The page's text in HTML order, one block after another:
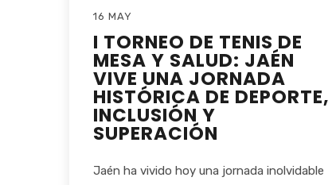
16 MAY
I TORNEO DE TENIS DE
MESA Y SALUD: JAÉN
VIVE UNA JORNADA
HISTÓRICA DE DEPORTE,
INCLUSIÓN Y
SUPERACIÓN
Jaén ha vivido hoy una jornada inolvidable